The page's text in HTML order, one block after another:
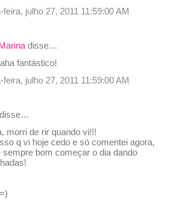
feira, julho 27, 2011 11:59:00 AM
disse…
fantástico!
feira, julho 27, 2011 11:59:00 AM
morri de rir quando vi!!!
q vi hoje cedo e só comentei agora,
sempre bom começar o dia dando